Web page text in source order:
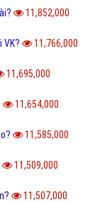
11,852,000
VK? 11,766,000
11,695,000
11,654,000
11,585,000
11,509,000
11,507,000